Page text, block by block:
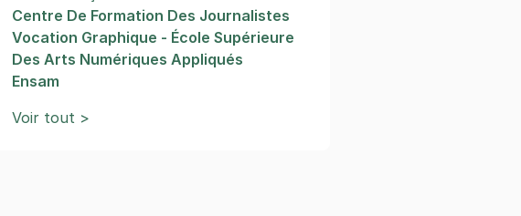
Centre De Formation Des Journalistes
Vocation Graphique - École Supérieure
Des Arts Numériques Appliqués
Ensam
Voir tout >